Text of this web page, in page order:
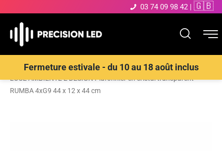
03 74 09 98 42 | 🇬🇧
Fermeture estivale - du 10 au 18 août inclus
Accueil>Boutique>ECLAIRAGE INTERIEUR LED>Plafonnier>
LUCE AMBIENTE E DESIGN Plafonnier en cristal transparent
RUMBA 4xG9 44 x 12 x 44 cm